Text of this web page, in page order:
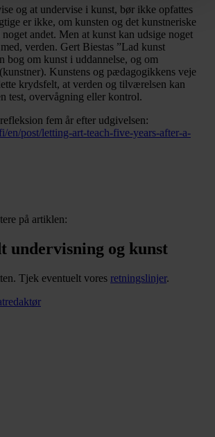
og at undervise i kunst, bør ikke opfattes
er ikke, om kunsten og det kunstneriske
andet. Men at kunst kan udsige noget
verden. Gert Biestas ”Lad kunst
bog om kunst i uddannelse, og om
Kunstens og pædagogikkens veje
krydsfelt, at verden og tilværelsen kan
test, overvågning eller kontrol.
fem år efter udgivelsen:
en/post/letting-art-teach-five-years-after-a-
på artiklen:
undervisning og kunst
Tjek eventuelt vores retningslinjer.